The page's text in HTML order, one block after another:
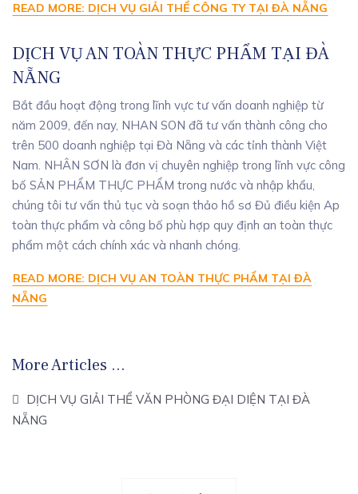
READ MORE: DỊCH VỤ GIẢI THỂ CÔNG TY TẠI ĐÀ NẴNG
DỊCH VỤ AN TOÀN THỰC PHẨM TẠI ĐÀ
NẴNG
Bắt đầu hoạt động trong lĩnh vực tư vấn doanh nghiệp từ
năm 2009, đến nay, NHAN SON đã tư vấn thành công cho
trên 500 doanh nghiệp tại Đà Nẵng và các tỉnh thành Việt
Nam. NHÂN SƠN là đơn vị chuyên nghiệp trong lĩnh vực công
bố SẢN PHẨM THỰC PHẨM trong nước và nhập khẩu,
chúng tôi tư vấn thủ tục và soạn thảo hồ sơ Đủ điều kiện Ap
toàn thực phẩm và công bố phù hợp quy định an toàn thực
phẩm một cách chính xác và nhanh chóng.
READ MORE: DỊCH VỤ AN TOÀN THỰC PHẨM TẠI ĐÀ
NẴNG
More Articles …
DỊCH VỤ GIẢI THỂ VĂN PHÒNG ĐẠI DIỆN TẠI ĐÀ
NẴNG